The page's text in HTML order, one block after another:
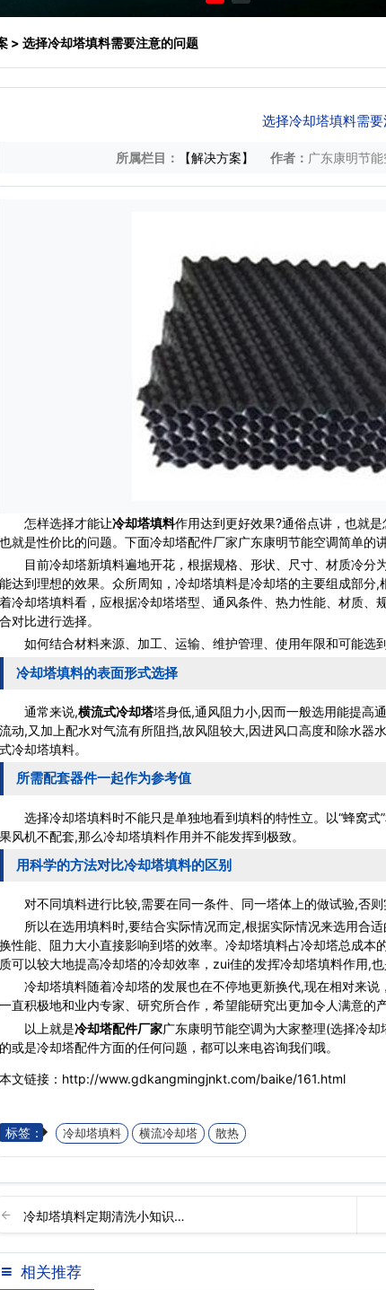
> 选择冷却塔填料需要注意的问题
选择冷却塔填料需
所属栏目： 【解决方案】 作者： 广东康明节能
怎样选择才能让冷却塔填料作用达到更好效果?通俗点讲，也就
也就是性价比的问题。下面冷却塔配件厂家广东康明节能空调简单的
目前冷却塔新填料遍地开花，根据规格、形状、尺寸、材质冷分
能达到理想的效果。众所周知，冷却塔填料是冷却塔的主要组成部
着冷却塔填料看，应根据冷却塔塔型、通风条件、热力性能、材质
合对比进行选择。
如何结合材料来源、加工、运输、维护管理、使用年限和可能选
冷却塔填料的表面形式选择
通常来说,横流式冷却塔塔身低,通风阻力小,因而一般选用能提高
流动,又加上配水对气流有所阻挡,故风阻较大,因进风口高度和除水器
式冷却塔填料。
所需配套器件一起作为参考值
选择冷却塔填料时不能只是单独地看到填料的特性立。以“蜂窝式
果风机不配套,那么冷却塔填料作用并不能发挥到极致。
用科学的方法对比冷却塔填料的区别
对不同填料进行比较,需要在同一条件、同一塔体上的做试验,否则
所以在选用填料时,要结合实际情况而定,根据实际情况来选用合适
换性能、阻力大小直接影响到塔的效率。冷却塔填料占冷却塔总成本
质可以较大地提高冷却塔的冷却效率，zui佳的发挥冷却塔填料作用,
冷却塔填料随着冷却塔的发展也在不停地更新换代,现在相对来说
一直积极地和业内专家、研究所合作，希望能研究出更加令人满意的产
以上就是冷却塔配件厂家广东康明节能空调为大家整理(选择冷
的或是冷却塔配件方面的任何问题，都可以来电咨询我们哦。
本文链接：http://www.gdkangmingjnkt.com/baike/161.html
标签： 冷却塔填料 横流冷却塔 散热
冷却塔填料定期清洗小知识…
相关推荐